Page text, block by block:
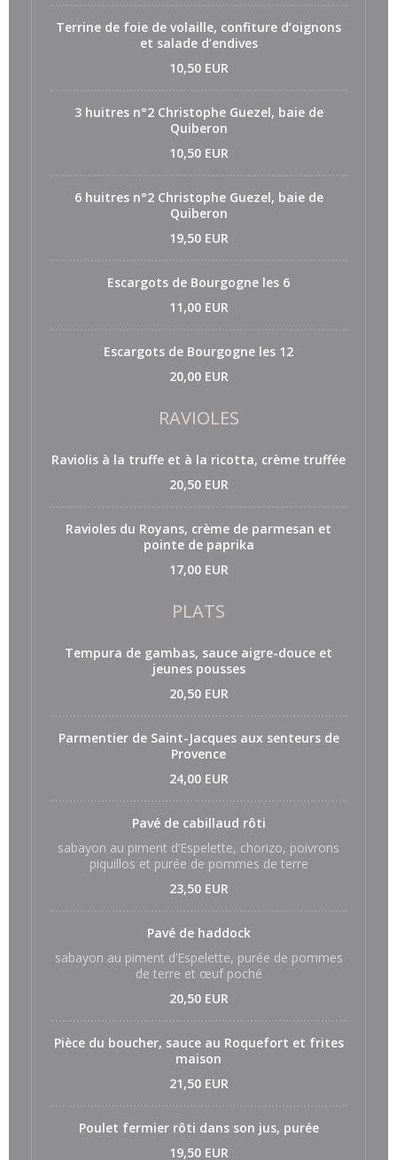
Terrine de foie de volaille, confiture d’oignons
et salade d’endives
10,50 EUR
3 huitres n°2 Christophe Guezel, baie de
Quiberon
10,50 EUR
6 huitres n°2 Christophe Guezel, baie de
Quiberon
19,50 EUR
Escargots de Bourgogne les 6
11,00 EUR
Escargots de Bourgogne les 12
20,00 EUR
RAVIOLES
Raviolis à la truffe et à la ricotta, crème truffée
20,50 EUR
Ravioles du Royans, crème de parmesan et
pointe de paprika
17,00 EUR
PLATS
Tempura de gambas, sauce aigre-douce et
jeunes pousses
20,50 EUR
Parmentier de Saint-Jacques aux senteurs de
Provence
24,00 EUR
Pavé de cabillaud rôti
sabayon au piment d’Espelette, chorizo, poivrons
piquillos et purée de pommes de terre
23,50 EUR
Pavé de haddock
sabayon au piment d’Espelette, purée de pommes
de terre et œuf poché
20,50 EUR
Pièce du boucher, sauce au Roquefort et frites
maison
21,50 EUR
Poulet fermier rôti dans son jus, purée
19,50 EUR